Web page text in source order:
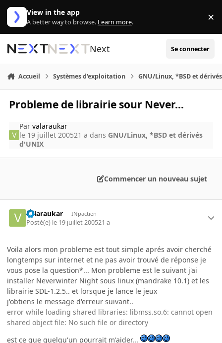
Aller au contenu
View in the app
A better way to browse. Learn more. ×
Next Se connecter
Accueil Systèmes d'exploitation GNU/Linux, *BSD et
Probleme de librairie sour Never...
Parvalaraukar
le 19 juillet 200521 a dans GNU/Linux, *BSD et dérivés
d'UNIX
Commencer un nouveau sujet
valaraukar INpactien
Posté(e) le 19 juillet 200521 a
Voila alors mon probleme est tout simple aprés avoir cherché
longtemps sur internet et ne pas avoir trouvé de réponse je
vous pose la question*... Mon probleme est le suivant j'ai
installer Neverwinter Night sous linux (mandrake 10.1) et les
librairie SDL-1.2.5.. et lorsque je lance le jeux
j'obtiens le message d'erreur suivant..
error while loading shared libraries: libmss.so.6: cannot open
shared object file: No such file or directory
est ce que quelqu'un pourrait m'aider...